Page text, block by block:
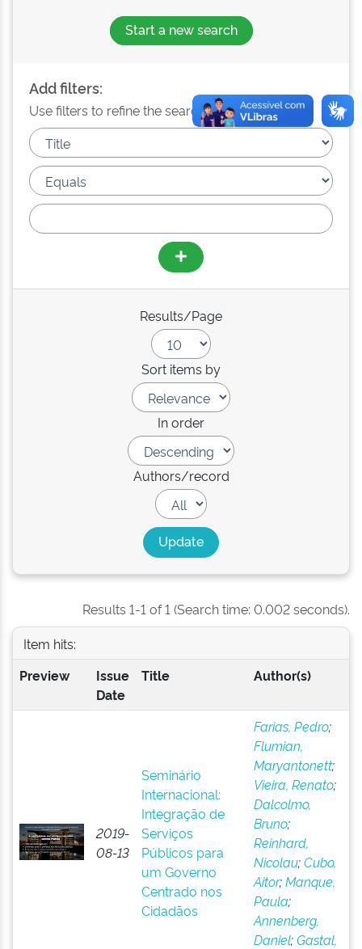
Start a new search
Add filters:
Use filters to refine the search results.
Results/Page
Sort items by
In order
Authors/record
Results 1-1 of 1 (Search time: 0.002 seconds).
Item hits:
Preview
Issue
Date
Title Author(s)
2019-
08-13
Seminário
Internacional:
Integração de
Serviços
Públicos para
um Governo
Centrado nos
Cidadãos
Farias, Pedro;
Flumian,
Maryantonett;
Vieira, Renato;
Dalcolmo,
Bruno;
Reinhard,
Nicolau;Cubo,
Aitor;Manque,
Paula;
Annenberg,
Daniel;Gastal,